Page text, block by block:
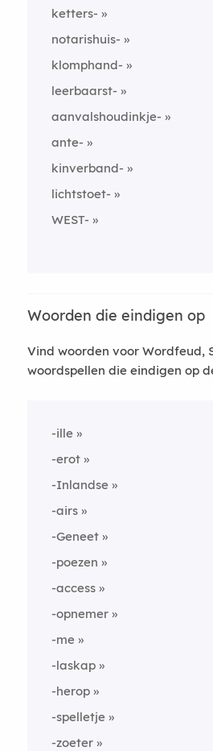
ketters-
notarishuis-
klomphand-
leerbaarst-
aanvalshoudinkje-
ante-
kinverband-
lichtstoet-
WEST-
Woorden die eindigen op
Vind woorden voor Wordfeud,
woordspellen die eindigen op
-ille
-erot
-Inlandse
-airs
-Geneet
-poezen
-access
-opnemer
-me
-laskap
-herop
-spelletje
-zoeter